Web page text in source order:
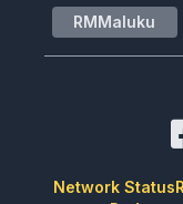
RMMaluku
Network Status